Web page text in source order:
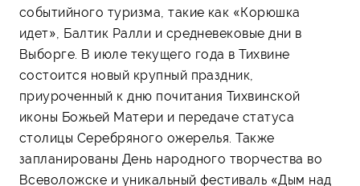
событийного туризма, такие как «Корюшка
идет», Балтик Ралли и средневековые дни в
Выборге. В июле текущего года в Тихвине
состоится новый крупный праздник,
приуроченный к дню почитания Тихвинской
иконы Божьей Матери и передаче статуса
столицы Серебряного ожерелья. Также
запланированы День народного творчества во
Всеволожске и уникальный фестиваль «Дым над